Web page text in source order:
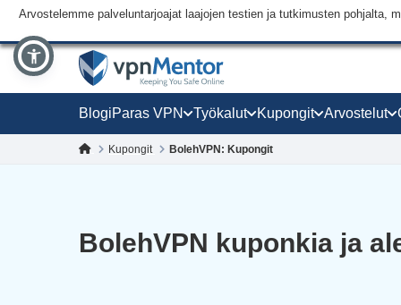
Arvostelemme palveluntarjoajat laajojen testien ja tutkimusten pohjalta,
BlogiParas VPN Työkalut Kupongit Arvostelut
Kupongit BolehVPN: Kupongit
BolehVPN kuponkia ja